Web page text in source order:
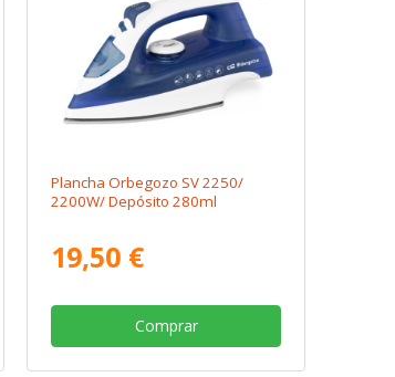
Plancha Orbegozo SV 2250/
2200W/ Depósito 280ml
19,50 €
Comprar